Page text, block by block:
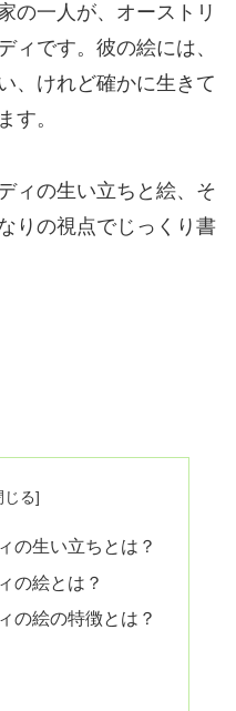
の一人が、オーストリ
ィです。彼の絵には、
、けれど確かに生きて
す。
ィの生い立ちと絵、そ
りの視点でじっくり書
の生い立ちとは？
の絵とは？
の絵の特徴とは？